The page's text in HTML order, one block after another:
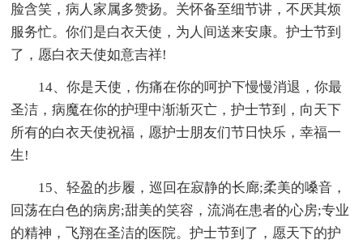
脸含笑，病人家属多赞扬。关怀备至细节讲，不厌其烦
服务忙。你们是白衣天使，为人间送来安康。护士节到
了，愿白衣天使如意吉祥!
14、你是天使，伤痛在你的呵护下慢慢消退，你最
圣洁，病魔在你的护理中渐渐灭亡，护士节到，向天下
所有的白衣天使祝福，愿护士朋友们节日快乐，幸福一
生!
15、轻盈的步履，巡回在寂静的长廊;柔美的嗓音，
回荡在白色的病房;甜美的笑容，流淌在患者的心房;专业
的精神，飞翔在圣洁的医院。护士节到了，愿天下的护